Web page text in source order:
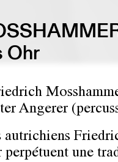
Ohr
Angerer
autrichiens
perpétuent une